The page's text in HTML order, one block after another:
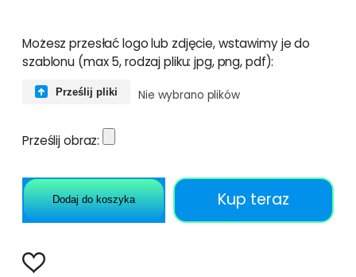
Możesz przesłać logo lub zdjęcie, wstawimy je do
szablonu (max 5, rodzaj pliku: jpg, png, pdf):
Prześlij pliki Nie wybrano plików
Prześlij obraz:
Dodaj do koszyka Kup teraz